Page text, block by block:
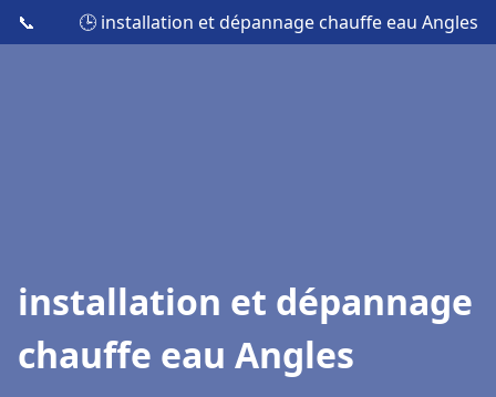
📞 🕒 installation et dépannage chauffe eau Angles
installation et dépannage
chauffe eau Angles